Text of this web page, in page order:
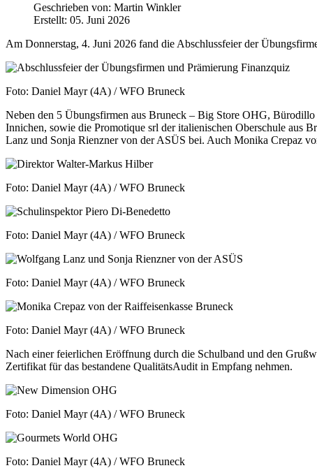
Geschrieben von: Martin Winkler
Erstellt: 05. Juni 2026
Am Donnerstag, 4. Juni 2026 fand die Abschlussfeier der
Foto: Daniel Mayr (4A) / WFO Bruneck
Neben den 5 Übungsfirmen aus Bruneck – Big Store OHG,
Innichen, sowie die Promotique srl der italienischen Oberschule aus
Lanz und Sonja Rienzner von der ASÜS bei. Auch Monika Crepaz
Foto: Daniel Mayr (4A) / WFO Bruneck
Foto: Daniel Mayr (4A) / WFO Bruneck
Foto: Daniel Mayr (4A) / WFO Bruneck
Foto: Daniel Mayr (4A) / WFO Bruneck
Nach einer feierlichen Eröffnung durch die Schulband und den
Zertifikat für das bestandene QualitätsAudit in Empfang nehmen.
Foto: Daniel Mayr (4A) / WFO Bruneck
Foto: Daniel Mayr (4A) / WFO Bruneck